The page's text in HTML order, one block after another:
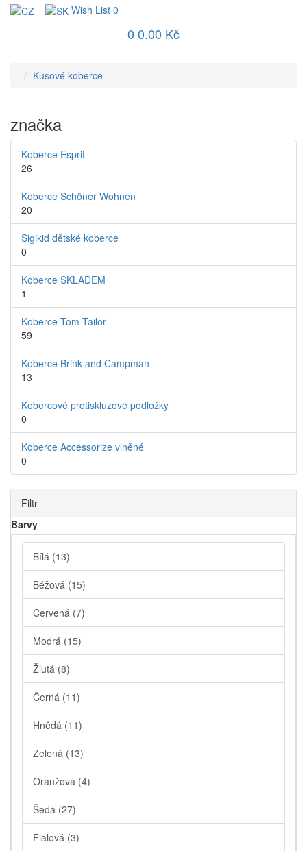
Wish List 0
0 0.00 Kč
Kusové koberce
značka
Koberce Esprit
26
Koberce Schöner Wohnen
20
Sigikid dětské koberce
0
Koberce SKLADEM
1
Koberce Tom Tailor
59
Koberce Brink and Campman
13
Kobercové protiskluzové podložky
0
Koberce Accessorize vlněné
0
Filtr
Barvy
Bílá (13)
Béžová (15)
Červená (7)
Modrá (15)
Žlutá (8)
Černá (11)
Hnědá (11)
Zelená (13)
Oranžová (4)
Šedá (27)
Fialová (3)